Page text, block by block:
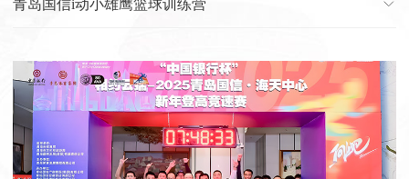
青岛国信i动小雄鹰篮球训练营